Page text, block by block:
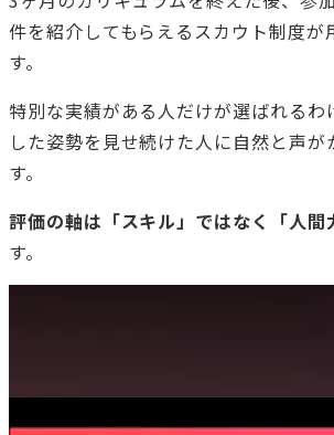
件を紹介してもらえるスカウト制度が
す。
特別な実績がある人だけが選ばれるわ
した姿勢を見せ続けた人に自然と声が
す。
評価の軸は「スキル」ではなく「人間
す。